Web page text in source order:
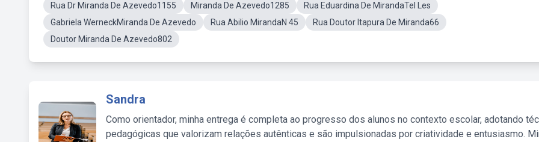
Rua Dr Miranda De Azevedo1155
Miranda De Azevedo1285
Rua Eduardina De MirandaTel Les
Gabriela WerneckMiranda De Azevedo
Rua Abilio MirandaN 45
Rua Doutor Itapura De Miranda66
Doutor Miranda De Azevedo802
Sandra
Como orientador, minha entrega é completa ao progresso dos alunos no contexto escolar, adotando
pedagógicas que valorizam relações autênticas e são impulsionadas por criatividade e entusiasmo.